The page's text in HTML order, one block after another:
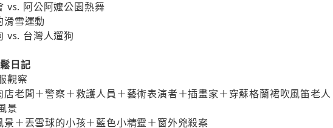
vs. 阿公阿嬤公園熱舞
滑雪運動
vs. 台灣人遛狗
日記
觀察
店老闆＋警察＋救護人員＋藝術表演者＋插畫家＋穿蘇格蘭裙吹風笛老人
景
景＋丟雪球的小孩＋藍色小精靈＋窗外兇殺案